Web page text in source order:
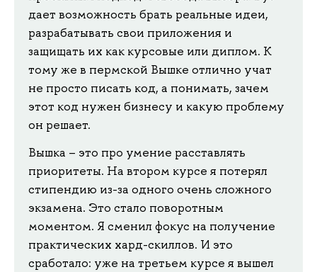
дает возможность брать реальные идеи,
разрабатывать свои приложения и
защищать их как курсовые или диплом. К
тому же в пермской Вышке отлично учат
не просто писать код, а понимать, зачем
этот код нужен бизнесу и какую проблему
он решает.
Вышка – это про умение расставлять
приоритеты. На втором курсе я потерял
стипендию из-за одного очень сложного
экзамена. Это стало поворотным
моментом. Я сменил фокус на получение
практических хард-скиллов. И это
сработало: уже на третьем курсе я вышел